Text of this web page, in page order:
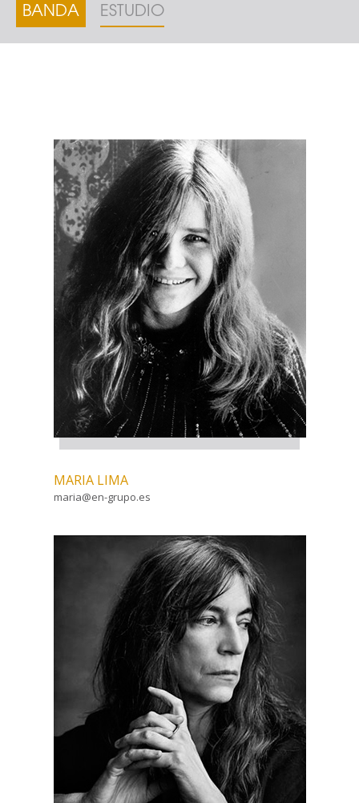
BANDA ESTUDIO
MARIA LIMA
maria@en-grupo.es